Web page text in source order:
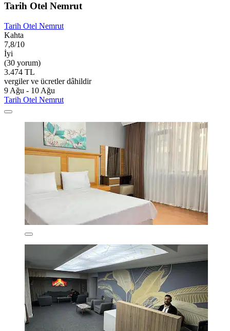
Tarih Otel Nemrut
Tarih Otel Nemrut
Kahta
7,8/10
İyi
(30 yorum)
3.474 TL
vergiler ve ücretler dâhildir
9 Ağu - 10 Ağu
Tarih Otel Nemrut